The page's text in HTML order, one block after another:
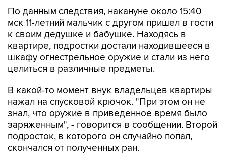
По данным следствия, накануне около 15:40
мск 11-летний мальчик с другом пришел в гости
к своим дедушке и бабушке. Находясь в
квартире, подростки достали находившееся в
шкафу огнестрельное оружие и стали из него
целиться в различные предметы.
В какой-то момент внук владельцев квартиры
нажал на спусковой крючок. "При этом он не
знал, что оружие в приведенное время было
заряженным", - говорится в сообщении. Второй
подросток, в которого он случайно попал,
скончался от полученных ран.